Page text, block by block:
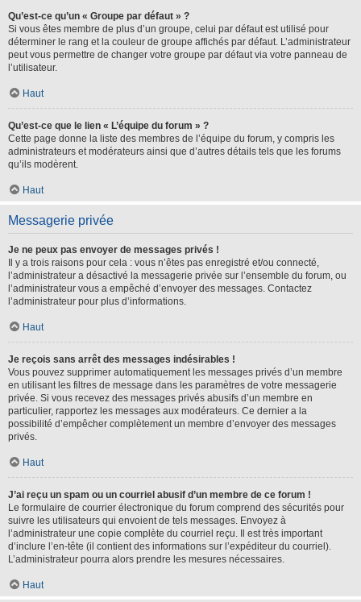
Qu’est-ce qu’un « Groupe par défaut » ?
Si vous êtes membre de plus d’un groupe, celui par défaut est utilisé pour
déterminer le rang et la couleur de groupe affichés par défaut. L’administrateur
peut vous permettre de changer votre groupe par défaut via votre panneau de
l’utilisateur.
Haut
Qu’est-ce que le lien « L’équipe du forum » ?
Cette page donne la liste des membres de l’équipe du forum, y compris les
administrateurs et modérateurs ainsi que d’autres détails tels que les forums
qu’ils modèrent.
Haut
Messagerie privée
Je ne peux pas envoyer de messages privés !
Il y a trois raisons pour cela : vous n’êtes pas enregistré et/ou connecté,
l’administrateur a désactivé la messagerie privée sur l’ensemble du forum, ou
l’administrateur vous a empêché d’envoyer des messages. Contactez
l’administrateur pour plus d’informations.
Haut
Je reçois sans arrêt des messages indésirables !
Vous pouvez supprimer automatiquement les messages privés d’un membre
en utilisant les filtres de message dans les paramètres de votre messagerie
privée. Si vous recevez des messages privés abusifs d’un membre en
particulier, rapportez les messages aux modérateurs. Ce dernier a la
possibilité d’empêcher complètement un membre d’envoyer des messages
privés.
Haut
J’ai reçu un spam ou un courriel abusif d’un membre de ce forum !
Le formulaire de courrier électronique du forum comprend des sécurités pour
suivre les utilisateurs qui envoient de tels messages. Envoyez à
l’administrateur une copie complète du courriel reçu. Il est très important
d’inclure l’en-tête (il contient des informations sur l’expéditeur du courriel).
L’administrateur pourra alors prendre les mesures nécessaires.
Haut